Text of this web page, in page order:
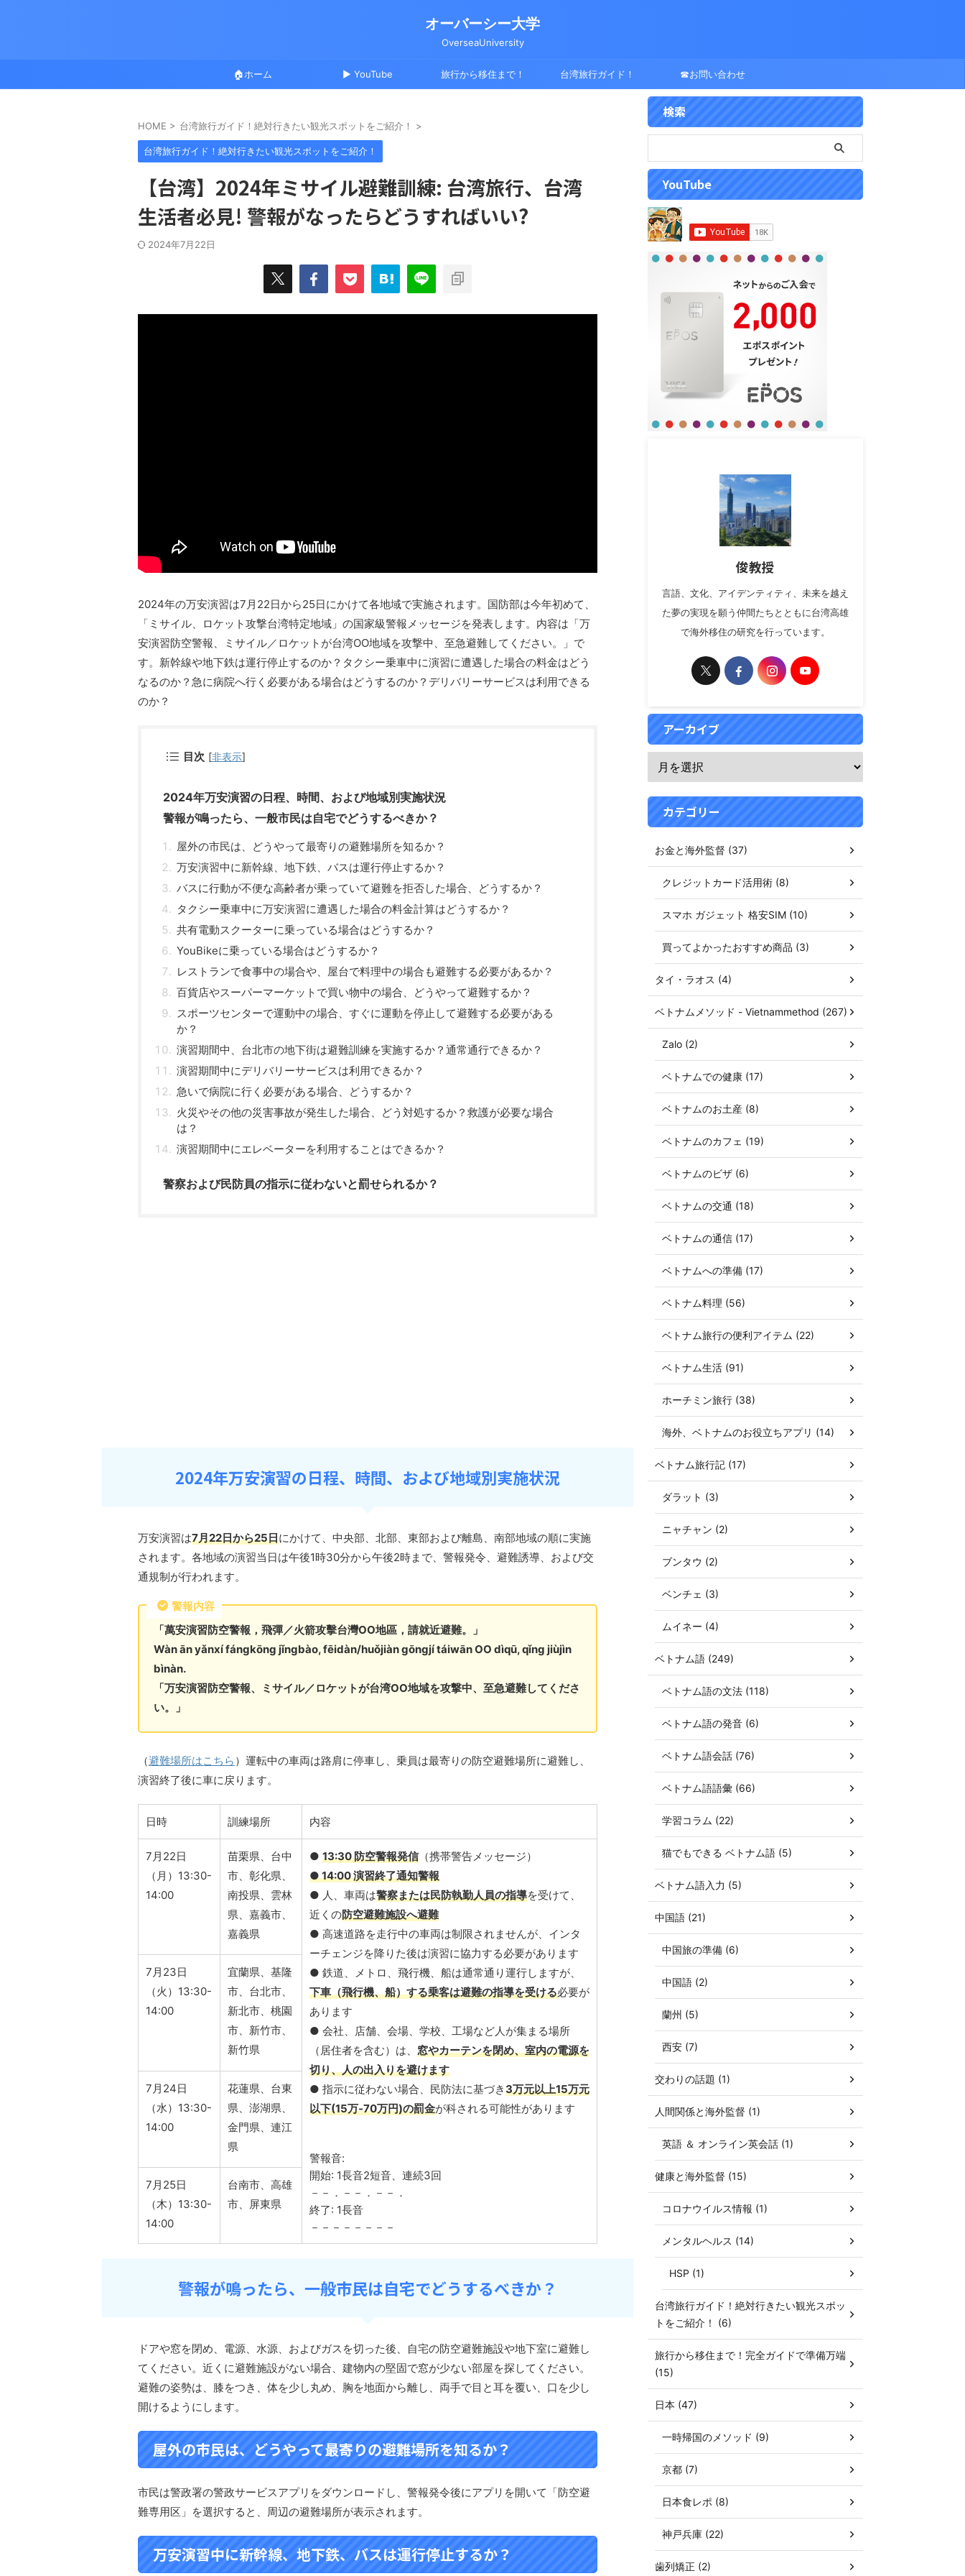
オーバーシー大学
OverseaUniversity
🏠ホーム ▶ YouTube 旅行から移住まで！ 台湾旅行ガイド！ ☎お問い合わせ
HOME > 台湾旅行ガイド！絶対行きたい観光スポットをご紹介！ >
台湾旅行ガイド！絶対行きたい観光スポットをご紹介！
【台湾】2024年ミサイル避難訓練: 台湾旅行、台湾
生活者必見! 警報がなったらどうすればいい?
2024年7月22日
2024年の万安演習は7月22日から25日にかけて各地域で実施されます。国防部は今年初めて、
「ミサイル、ロケット攻撃台湾特定地域」の国家級警報メッセージを発表します。内容は「万
安演習防空警報、ミサイル／ロケットが台湾OO地域を攻撃中、至急避難してください。」で
す。新幹線や地下鉄は運行停止するのか？タクシー乗車中に演習に遭遇した場合の料金はどう
なるのか？急に病院へ行く必要がある場合はどうするのか？デリバリーサービスは利用できる
のか？
目次 [非表示]
2024年万安演習の日程、時間、および地域別実施状況
警報が鳴ったら、一般市民は自宅でどうするべきか？
屋外の市民は、どうやって最寄りの避難場所を知るか？
万安演習中に新幹線、地下鉄、バスは運行停止するか？
バスに行動が不便な高齢者が乗っていて避難を拒否した場合、どうするか？
タクシー乗車中に万安演習に遭遇した場合の料金計算はどうするか？
共有電動スクーターに乗っている場合はどうするか？
YouBikeに乗っている場合はどうするか？
レストランで食事中の場合や、屋台で料理中の場合も避難する必要があるか？
百貨店やスーパーマーケットで買い物中の場合、どうやって避難するか？
スポーツセンターで運動中の場合、すぐに運動を停止して避難する必要がある
か？
演習期間中、台北市の地下街は避難訓練を実施するか？通常通行できるか？
演習期間中にデリバリーサービスは利用できるか？
急いで病院に行く必要がある場合、どうするか？
火災やその他の災害事故が発生した場合、どう対処するか？救護が必要な場合
は？
演習期間中にエレベーターを利用することはできるか？
警察および民防員の指示に従わないと罰せられるか？
2024年万安演習の日程、時間、および地域別実施状況
万安演習は7月22日から25日にかけて、中央部、北部、東部および離島、南部地域の順に実施
されます。各地域の演習当日は午後1時30分から午後2時まで、警報発令、避難誘導、および交
通規制が行われます。
警報内容
「萬安演習防空警報，飛彈／火箭攻擊台灣OO地區，請就近避難。」
Wàn ān yǎnxí fángkōng jǐngbào, fēidàn/huǒjiàn gōngjí táiwān OO dìqū, qǐng jiùjìn
bìnàn.
「万安演習防空警報、ミサイル／ロケットが台湾OO地域を攻撃中、至急避難してくださ
い。」
（避難場所はこちら ）運転中の車両は路肩に停車し、乗員は最寄りの防空避難場所に避難し、
演習終了後に車に戻ります。
日時 訓練場所 内容
7月22日
（月）13:30-
14:00
苗栗県、台中
市、彰化県、
南投県、雲林
県、嘉義市、
嘉義県
● 13:30 防空警報発信（携帯警告メッセージ）
● 14:00 演習終了通知警報
● 人、車両は警察または民防執勤人員の指導を受けて、
近くの防空避難施設へ避難
● 高速道路を走行中の車両は制限されませんが、インタ
ーチェンジを降りた後は演習に協力する必要があります
● 鉄道、メトロ、飛行機、船は通常通り運行しますが、
下車（飛行機、船）する乗客は避難の指導を受ける必要が
あります
● 会社、店舗、会場、学校、工場など人が集まる場所
（居住者を含む）は、 窓やカーテンを閉め、室内の電源を
切り、人の出入りを避けます
● 指示に従わない場合、民防法に基づき3万元以上15万元
以下(15万‐70万円)の罰金が科される可能性があります
警報音:
開始: 1長音2短音、連続3回
－－．－－．－－．
終了: 1長音
－－－－－－－－
7月23日
（火）13:30-
14:00
宜蘭県、基隆
市、台北市、
新北市、桃園
市、新竹市、
新竹県
7月24日
（水）13:30-
14:00
花蓮県、台東
県、澎湖県、
金門県、連江
県
7月25日
（木）13:30-
14:00
台南市、高雄
市、屏東県
警報が鳴ったら、一般市民は自宅でどうするべきか？
ドアや窓を閉め、電源、水源、およびガスを切った後、自宅の防空避難施設や地下室に避難し
てください。近くに避難施設がない場合、建物内の堅固で窓が少ない部屋を探してください。
避難の姿勢は、膝をつき、体を少し丸め、胸を地面から離し、両手で目と耳を覆い、口を少し
開けるようにします。
屋外の市民は、どうやって最寄りの避難場所を知るか？
市民は警政署の警政サービスアプリをダウンロードし、警報発令後にアプリを開いて「防空避
難専用区」を選択すると、周辺の避難場所が表示されます。
万安演習中に新幹線、地下鉄、バスは運行停止するか？
検索
YouTube
俊教授
言語、文化、アイデンティティ、未来を越え
た夢の実現を願う仲間たちとともに台湾高雄
で海外移住の研究を行っています。
アーカイブ
カテゴリー
お金と海外監督 (37)
クレジットカード活用術 (8)
スマホ ガジェット 格安SIM (10)
買ってよかったおすすめ商品 (3)
タイ・ラオス (4)
ベトナムメソッド - Vietnammethod (267)
Zalo (2)
ベトナムでの健康 (17)
ベトナムのお土産 (8)
ベトナムのカフェ (19)
ベトナムのビザ (6)
ベトナムの交通 (18)
ベトナムの通信 (17)
ベトナムへの準備 (17)
ベトナム料理 (56)
ベトナム旅行の便利アイテム (22)
ベトナム生活 (91)
ホーチミン旅行 (38)
海外、ベトナムのお役立ちアプリ (14)
ベトナム旅行記 (17)
ダラット (3)
ニャチャン (2)
ブンタウ (2)
ベンチェ (3)
ムイネー (4)
ベトナム語 (249)
ベトナム語の文法 (118)
ベトナム語の発音 (6)
ベトナム語会話 (76)
ベトナム語語彙 (66)
学習コラム (22)
猫でもできる ベトナム語 (5)
ベトナム語入力 (5)
中国語 (21)
中国旅の準備 (6)
中国語 (2)
蘭州 (5)
西安 (7)
交わりの話題 (1)
人間関係と海外監督 (1)
英語 ＆ オンライン英会話 (1)
健康と海外監督 (15)
コロナウイルス情報 (1)
メンタルヘルス (14)
HSP (1)
台湾旅行ガイド！絶対行きたい観光スポッ
トをご紹介！ (6)
旅行から移住まで！完全ガイドで準備万端
(15)
日本 (47)
一時帰国のメソッド (9)
京都 (7)
日本食レポ (8)
神戸兵庫 (22)
歯列矯正 (2)